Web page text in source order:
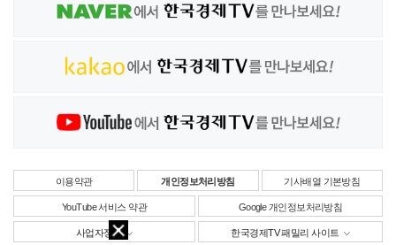
이용약관 개인정보처리방침 기사배열 기본방침
YouTube 서비스 약관 Google 개인정보처리방침
사업자정보 한국경제TV 패밀리 사이트